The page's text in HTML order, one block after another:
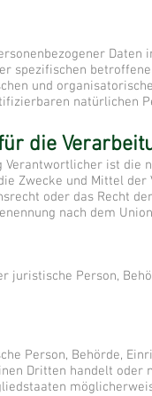
spezifischen
und
natürlichen
die
ist die
Zwecke und Mittel
oder das Recht
nach dem
Person,
Person, Behörde,
Dritten handelt